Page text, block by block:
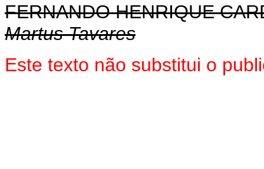
FERNANDO HENRIQUE
Martus Tavares
Este texto não substitui o